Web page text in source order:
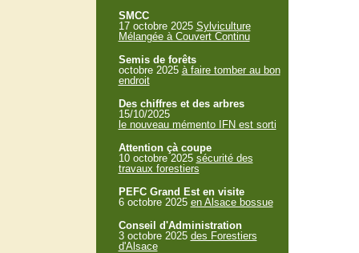
SMCC
17 octobre 2025 Sylviculture
Mélangée à Couvert Continu
Semis de forêts
octobre 2025 à faire tomber au bon
endroit
Des chiffres et des arbres
15/10/2025
le nouveau mémento IFN est sorti
Attention çà coupe
10 octobre 2025 sécurité des
travaux forestiers
PEFC Grand Est en visite
6 octobre 2025 en Alsace bossue
Conseil d'Administration
3 octobre 2025 des Forestiers
d'Alsace